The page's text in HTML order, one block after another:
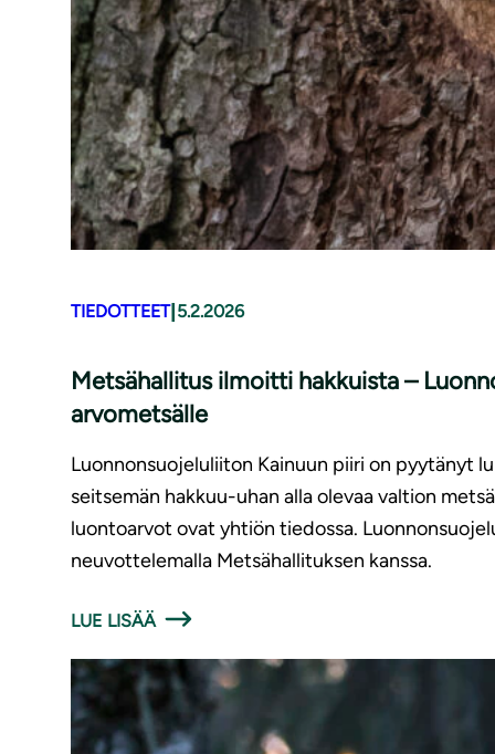
TIEDOTTEET| 5.2.2026
Metsähallitus ilmoitti hakkuista –
arvometsälle
Luonnonsuojeluliiton Kainuun piiri on pyytänyt
seitsemän hakkuu-uhan alla olevaa valtion
luontoarvot ovat yhtiön tiedossa.
neuvottelemalla Metsähallituksen kanssa.
LUE LISÄÄ